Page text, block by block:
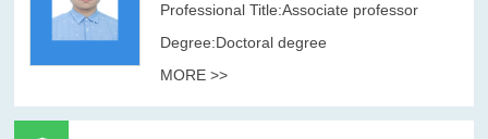
Professional Title:Associate professor
Degree:Doctoral degree
MORE >>